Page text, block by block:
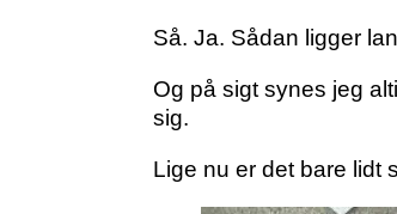
Så. Ja. Sådan ligger
Og på sigt synes jeg
sig.
Lige nu er det bare lidt